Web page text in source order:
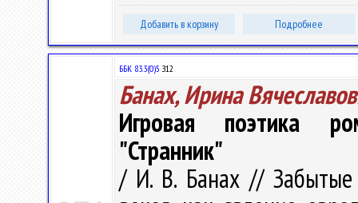
Добавить в корзину Подробнее
ББК 83.3(0)5 З12
Банах, Ирина
Игровая поэтика
"Странник"
/ И. В. Банах // Забытые